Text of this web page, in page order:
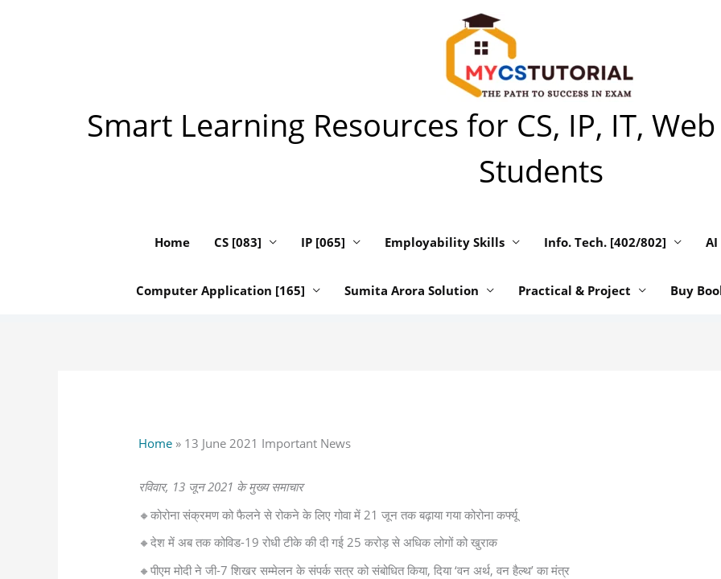
Smart Learning Resources for CS, IP, IT,
Students
Home CS [083] IP [065] Employability Skills Info. Tech. [402/802] AI
Computer Application [165] Sumita Arora Solution Practical & Project Buy
Home » 13 June 2021 Important News
रविवार, 13 जून 2021 के मुख्य समाचार
🔸कोरोना संक्रमण को फैलने से रोकने के लिए गोवा में 21 जून तक बढ़ाया गया कोरोना कर्फ्यू
🔸देश में अब तक कोविड-19 रोधी टीके की दी गई 25 करोड़ से अधिक लोगों को खुराक
🔸पीएम मोदी ने जी-7 शिखर सम्मेलन के संपर्क सत्र को संबोधित किया, दिया ‘वन अर्थ, वन हैल्थ’ का मंत्र